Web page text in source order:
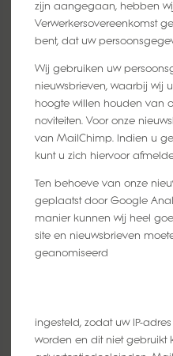
zijn aangegaan, hebben
Verwerkersovereenkomst
bent, dat uw
Wij gebruiken uw
nieuwsbrieven, waarbij wij
hoogte willen houden van
noviteiten. Voor onze
van MailChimp. Indien u
kunt u zich hiervoor
Ten behoeve van onze
geplaatst door Google
manier kunnen wij heel
site en nieuwsbrieven
geanomiseerd
ingesteld, zodat uw IP-
worden en dit niet gebruikt